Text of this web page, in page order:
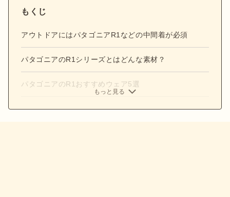
もくじ
アウトドアにはパタゴニアR1などの中間着が必須
パタゴニアのR1シリーズとはどんな素材？
パタゴニアのR1おすすめウェア5選
もっと見る